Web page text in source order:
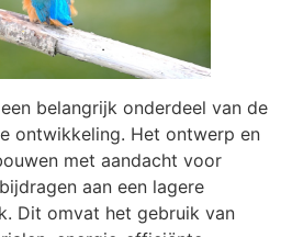
belangrijk onderdeel van de
ontwikkeling. Het ontwerp en
met aandacht voor
aan een lagere
Dit omvat het gebruik van